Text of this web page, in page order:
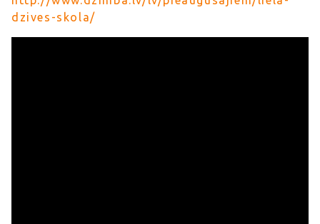
dzives-skola/